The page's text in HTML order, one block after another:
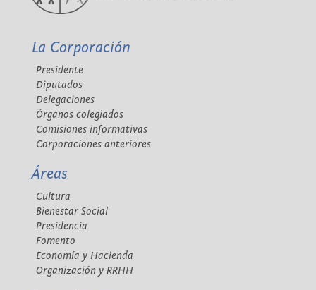
La Corporación
Presidente
Diputados
Delegaciones
Órganos colegiados
Comisiones informativas
Corporaciones anteriores
Áreas
Cultura
Bienestar Social
Presidencia
Fomento
Economía y Hacienda
Organización y RRHH